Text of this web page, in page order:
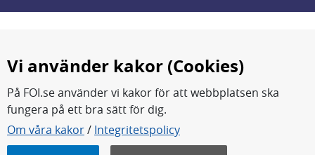
FOI forskar för en säkrare värld.
FOI:s kärnverksamhet är forskning, metod- och
Vi använder kakor (Cookies)
På FOI.se använder vi kakor för att webbplatsen ska
fungera på ett bra sätt för dig.
Om våra kakor/ Integritetspolicy